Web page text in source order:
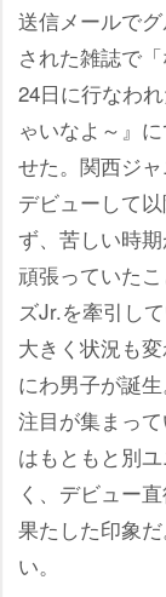
送信メールで
された雑誌で
24日に行なわ
ゃいなよ～』
せた。関西ジ
デビューして
ず、苦しい時
頑張っていた
ズJr.を牽引し
大きく状況も
にわ男子が誕
注目が集まっ
はもともと別
く、デビュー
果たした印象
い。